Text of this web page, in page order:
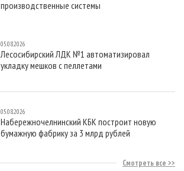
производственные системы
05.08.2026
Лесосибирский ЛДК №1 автоматизировал
укладку мешков с пеллетами
05.08.2026
Набережночелнинский КБК построит новую
бумажную фабрику за 3 млрд рублей
Смотреть все